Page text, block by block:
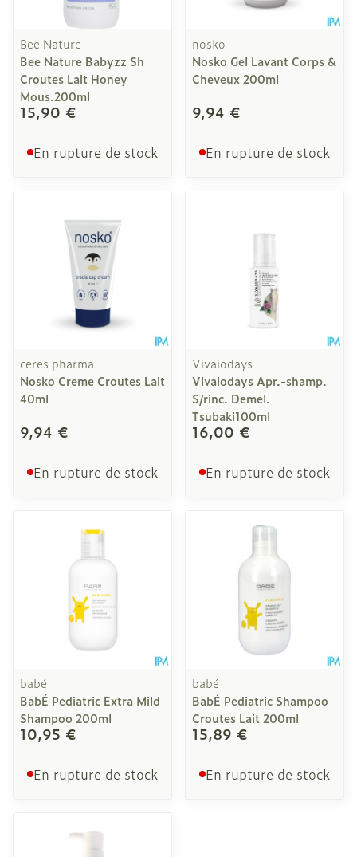
Bee Nature
Bee Nature Babyzz Sh
Croutes Lait Honey
Mous.200ml
15,90 €
En rupture de stock
nosko
Nosko Gel Lavant Corps &
Cheveux 200ml
9,94 €
En rupture de stock
ceres pharma
Nosko Creme Croutes Lait
40ml
9,94 €
En rupture de stock
Vivaiodays
Vivaiodays Apr.-shamp.
S/rinc. Demel.
Tsubaki100ml
16,00 €
En rupture de stock
babé
BabÉ Pediatric Extra Mild
Shampoo 200ml
10,95 €
En rupture de stock
babé
BabÉ Pediatric Shampoo
Croutes Lait 200ml
15,89 €
En rupture de stock